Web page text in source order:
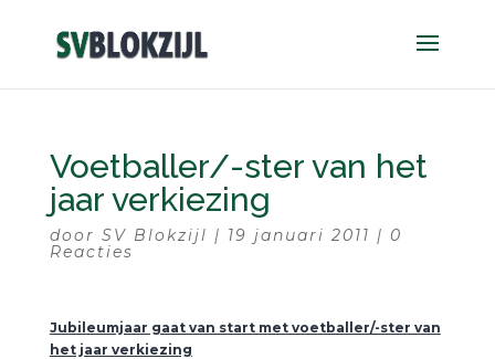
Voetballer/-ster van het
jaar verkiezing
door SV Blokzijl | 19 januari 2011 | 0
Reacties
Jubileumjaar gaat van start met voetballer/-ster van
het jaar verkiezing